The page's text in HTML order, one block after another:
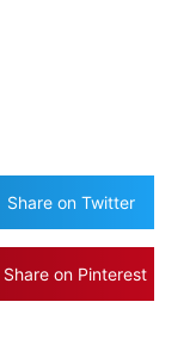
Share on Twitter
Share on Pinterest